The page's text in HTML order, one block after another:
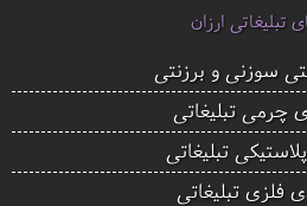
تبلیغاتی ارزان
سوزنی و برزنتی
چرمی تبلیغاتی
تبلیغاتی
فلزی تبلیغاتی